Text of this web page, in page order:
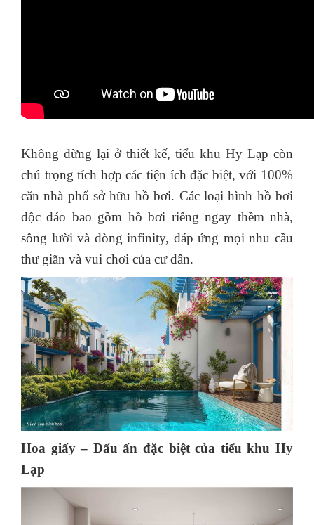
Không dừng lại ở thiết kế, tiểu khu Hy Lạp còn
chú trọng tích hợp các tiện ích đặc biệt, với 100%
căn nhà phố sở hữu hồ bơi. Các loại hình hồ bơi
độc đáo bao gồm hồ bơi riêng ngay thềm nhà,
sông lười và dòng infinity, đáp ứng mọi nhu cầu
thư giãn và vui chơi của cư dân.
Hoa giấy – Dấu ấn đặc biệt của tiểu khu Hy
Lạp